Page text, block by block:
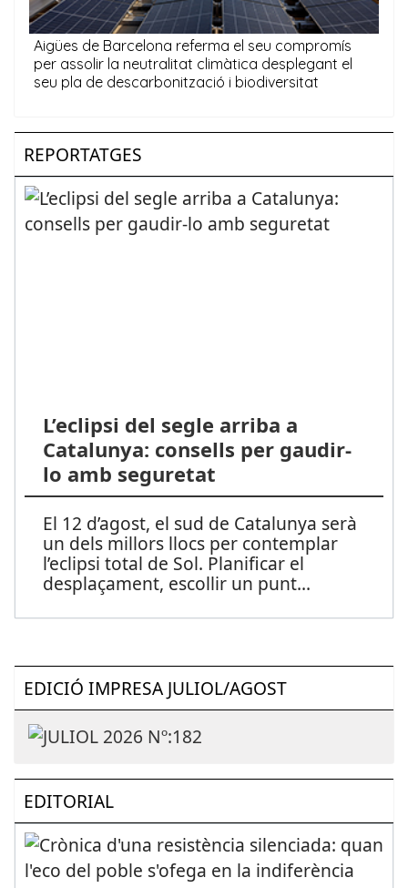
REPORTATGES
L’eclipsi del segle arriba a
Catalunya: consells per gaudir-
lo amb seguretat
El 12 d’agost, el sud de Catalunya serà
un dels millors llocs per contemplar
l’eclipsi total de Sol. Planificar el
desplaçament, escollir un punt...
EDICIÓ IMPRESA JULIOL/AGOST
EDITORIAL